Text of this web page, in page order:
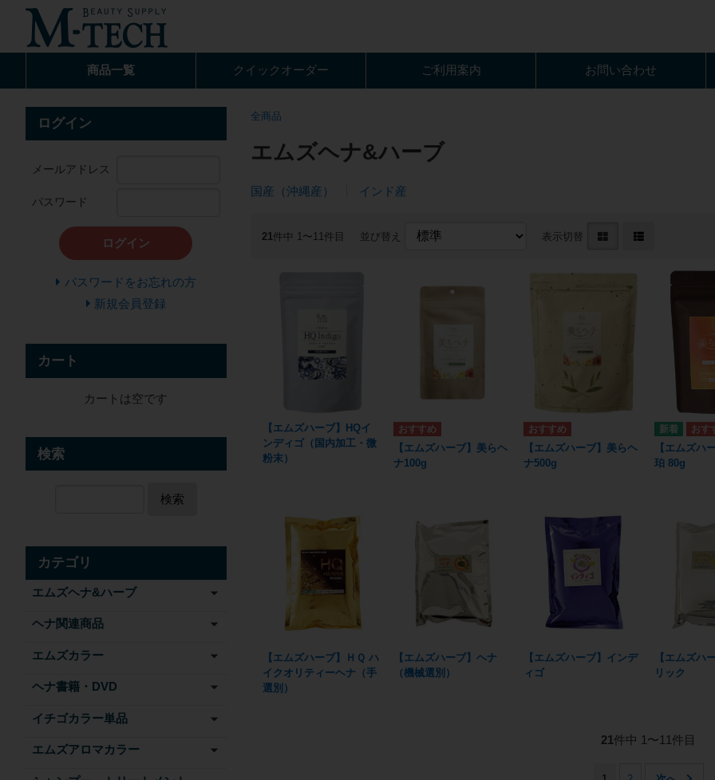
商品一覧 クイック オーダー ご利用案内 お問い合わせ
全商品
エムズヘナ&ハーブ
国産（沖縄産） インド産
21件中 1〜11件目 並び替え 表示切替
【エムズハーブ】HQイ
ンディゴ（国内加工・微
粉末）
【エムズハーブ】美らヘ
ナ100g
【エムズハーブ】美らヘ
ナ500g
【エムズハ
珀 80g
【エムズハーブ】ＨＱ ハ
イクオリティーヘナ（手
選別）
【エムズハーブ】ヘナ
（機械選別）
【エムズハーブ】インデ
ィゴ
【エムズハ
リック
21件中 1〜11件目
ログイン
メールアドレス
パスワード
ログイン
パスワードをお忘れの方
新規会員登録
カート
カートは空です
検索
検索
カテゴリ
エムズヘナ&ハーブ
ヘナ関連商品
エムズカラー
ヘナ書籍・DVD
イチゴカラー単品
エムズアロマカラー